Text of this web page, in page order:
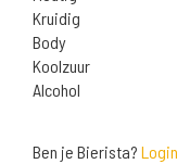
Kruidig
Body
Koolzuur
Alcohol
Ben je Bierista? Login